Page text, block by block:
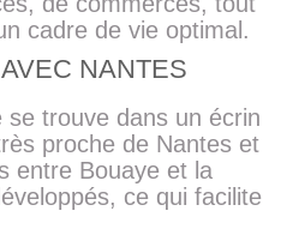
cadre de vie optimal.
NANTES
trouve dans un écrin
proche de Nantes et
entre Bouaye et la
ce qui facilite